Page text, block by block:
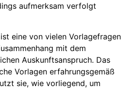
aufmerksam verfolgt
eine von vielen Vorlagefragen
mit dem
Auskunftsanspruch. Das
Vorlagen erfahrungsgemäß
sie, wie vorliegend, um